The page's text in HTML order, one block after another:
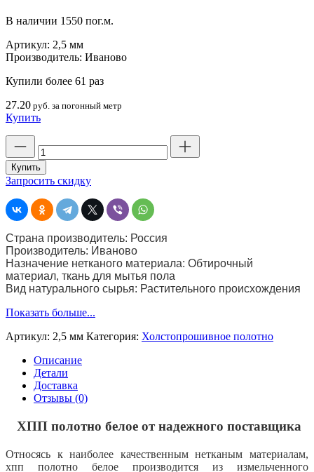
В наличии 1550 пог.м.
Артикул: 2,5 мм
Производитель: Иваново
Купили более 61 раз
27.20 руб. за погонный метр
Купить
товара
Хпп
полотно
(строчка
2,5
шир.
80
см.
пл.
160
Купить
Запросить скидку
Страна производитель: Россия
Производитель: Иваново
Назначение нетканого материала: Обтирочный
материал, ткань для мытья пола
Вид натурального сырья: Растительного происхождения
Показать больше...
Артикул: 2,5 мм Категория: Холстопрошивное полотно
Описание
Детали
Доставка
Отзывы (0)
ХПП полотно белое от надежного поставщика
Относясь к наиболее качественным нетканым материалам,
хпп полотно белое производится из измельченного